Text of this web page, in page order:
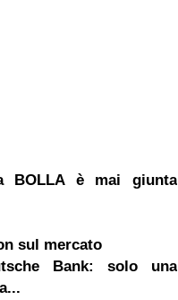
BOLLA è mai giunta
sul mercato
Bank: solo una